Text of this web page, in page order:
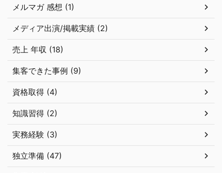
メルマガ 感想 (1)
メディア出演/掲載実績 (2)
売上 年収 (18)
集客できた事例 (9)
資格取得 (4)
知識習得 (2)
実務経験 (3)
独立準備 (47)